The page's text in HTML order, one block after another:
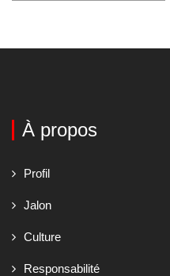
À propos
Profil
Jalon
Culture
Responsabilité